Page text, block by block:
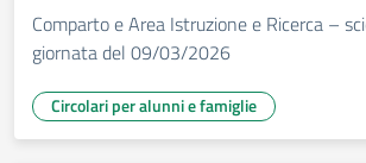
Comparto e Area Istruzione e Ricerca –
giornata del 09/03/2026
Circolari per alunni e famiglie